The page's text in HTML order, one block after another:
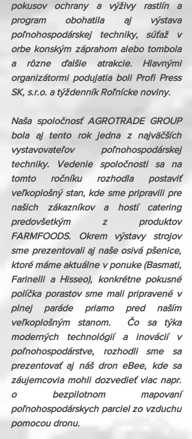
pokusov ochrany a výživy rastlín a
program obohatila aj výstava
poľnohospodárskej techniky, súťaž v
orbe konským záprahom alebo tombola
a rôzne ďalšie atrakcie. Hlavnými
organizátormi podujatia boli Profi Press
SK, s.r.o. a týždenník Roľnícke noviny.
Naša spoločnosť AGROTRADE GROUP
bola aj tento rok jedna z najväčších
vystavovateľov poľnohospodárskej
techniky. Vedenie spoločnosti sa na
tomto ročníku rozhodla postaviť
veľkoplošný stan, kde sme pripravili pre
našich zákazníkov a hostí catering
predovšetkým z produktov
FARMFOODS. Okrem výstavy strojov
sme prezentovali aj naše osivá pšenice,
ktoré máme aktuálne v ponuke (Basmati,
Farinelli a Hisseo), konkrétne pokusné
políčka porastov sme mali pripravené v
plnej paráde priamo pred naším
veľkoplošným stanom.  Čo sa týka
moderných technológií a inovácií v
poľnohospodárstve, rozhodli sme sa
prezentovať aj náš dron eBee, kde sa
záujemcovia mohli dozvedieť viac napr.
o bezpilotnom mapovaní
poľnohospodárskych parciel zo vzduchu
pomocou dronu.